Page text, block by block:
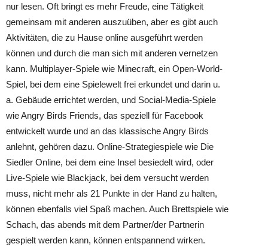
nur lesen. Oft bringt es mehr Freude, eine Tätigkeit
gemeinsam mit anderen auszuüben, aber es gibt auch
Aktivitäten, die zu Hause online ausgeführt werden
können und durch die man sich mit anderen vernetzen
kann. Multiplayer-Spiele wie Minecraft, ein Open-World-
Spiel, bei dem eine Spielewelt frei erkundet und darin u.
a. Gebäude errichtet werden, und Social-Media-Spiele
wie Angry Birds Friends, das speziell für Facebook
entwickelt wurde und an das klassische Angry Birds
anlehnt, gehören dazu. Online-Strategiespiele wie Die
Siedler Online, bei dem eine Insel besiedelt wird, oder
Live-Spiele wie Blackjack, bei dem versucht werden
muss, nicht mehr als 21 Punkte in der Hand zu halten,
können ebenfalls viel Spaß machen. Auch Brettspiele wie
Schach, das abends mit dem Partner/der Partnerin
gespielt werden kann, können entspannend wirken.